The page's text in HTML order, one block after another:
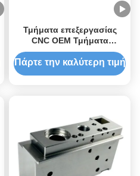
Τμήματα επεξεργασίας
CNC OEM Τμήματα
επεξεργασίας CNC με
στροφή CNC,
συμπεριλαμβανομένης της
εξαρτημάτων
προσαρμοσμένων για
βιομηχανικές εργασίες
ακριβείας
Πάρτε την καλύτερη τιμή